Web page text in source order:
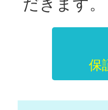
だきます。
保